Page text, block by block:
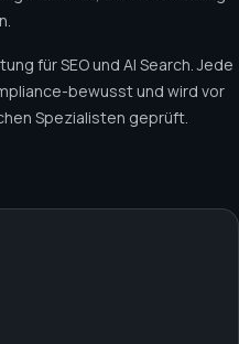
für SEO und AI Search. Jede
bewusst und wird vor
Spezialisten geprüft.